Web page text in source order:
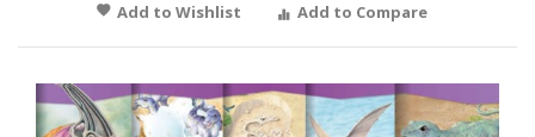
Add to Wishlist
Add to Compare